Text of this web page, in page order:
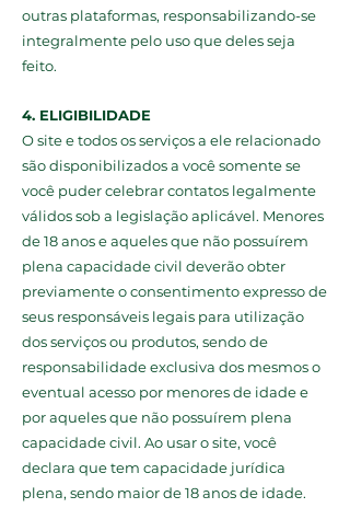
outras plataformas, responsabilizando-se
integralmente pelo uso que deles seja
feito.
4. ELIGIBILIDADE
O site e todos os serviços a ele relacionado
são disponibilizados a você somente se
você puder celebrar contatos legalmente
válidos sob a legislação aplicável. Menores
de 18 anos e aqueles que não possuírem
plena capacidade civil deverão obter
previamente o consentimento expresso de
seus responsáveis legais para utilização
dos serviços ou produtos, sendo de
responsabilidade exclusiva dos mesmos o
eventual acesso por menores de idade e
por aqueles que não possuírem plena
capacidade civil. Ao usar o site, você
declara que tem capacidade jurídica
plena, sendo maior de 18 anos de idade.